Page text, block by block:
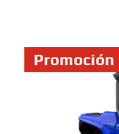
Promoción